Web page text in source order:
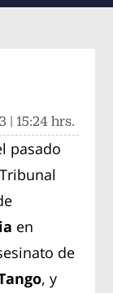
Facebook
Twitter
mediante
| 15:24 hrs.
pasado
en
de
, y